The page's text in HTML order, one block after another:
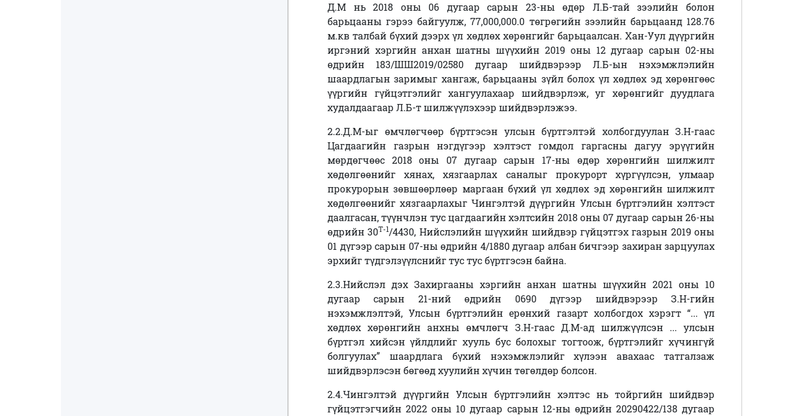
Д.М нь 2018 оны 06 дугаар сарын 23-ны өдөр Л.Б-тай зээлийн болон
барьцааны гэрээ байгуулж, 77,000,000.0 төгрөгийн зээлийн барьцаанд 128.76
м.кв талбай бүхий дээрх үл хөдлөх хөрөнгийг барьцаалсан. Хан-Уул дүүргийн
иргэний хэргийн анхан шатны шүүхийн 2019 оны 12 дугаар сарын 02-ны
өдрийн 183/ШШ2019/02580 дугаар шийдвэрээр Л.Б-ын нэхэмжлэлийн
шаардлагын заримыг хангаж, барьцааны зүйл болох үл хөдлөх эд хөрөнгөөс
үүргийн гүйцэтгэлийг хангуулахаар шийдвэрлэж, уг хөрөнгийг дуудлага
худалдаагаар Л.Б-т шилжүүлэхээр шийдвэрлэжээ.
2.2.Д.М-ыг өмчлөгчөөр бүртгэсэн улсын бүртгэлтэй холбогдуулан З.Н-гаас
Цагдаагийн газрын нэгдүгээр хэлтэст гомдол гаргасны дагуу эрүүгийн
мөрдөгчөөс 2018 оны 07 дугаар сарын 17-ны өдөр хөрөнгийн шилжилт
хөдөлгөөнийг хянах, хязгаарлах саналыг прокурорт хүргүүлсэн, улмаар
прокурорын зөвшөөрлөөр маргаан бүхий үл хөдлөх эд хөрөнгийн шилжилт
хөдөлгөөнийг хязгаарлахыг Чингэлтэй дүүргийн Улсын бүртгэлийн хэлтэст
даалгасан, түүнчлэн тус цагдаагийн хэлтсийн 2018 оны 07 дугаар сарын 26-ны
өдрийн 30Т-1/4430, Нийслэлийн шүүхийн шийдвэр гүйцэтгэх газрын 2019 оны
01 дүгээр сарын 07-ны өдрийн 4/1880 дугаар албан бичгээр захиран зарцуулах
эрхийг түдгэлзүүлснийг тус тус бүртгэсэн байна.
2.3.Нийслэл дэх Захиргааны хэргийн анхан шатны шүүхийн 2021 оны 10
дугаар сарын 21-ний өдрийн 0690 дүгээр шийдвэрээр З.Н-гийн
нэхэмжлэлтэй, Улсын бүртгэлийн ерөнхий газарт холбогдох хэрэгт “... үл
хөдлөх хөрөнгийн анхны өмчлөгч З.Н-гаас Д.М-ад шилжүүлсэн ... улсын
бүртгэл хийсэн үйлдлийг хууль бус болохыг тогтоож, бүртгэлийг хүчингүй
болгуулах” шаардлага бүхий нэхэмжлэлийг хүлээн авахаас татгалзаж
шийдвэрлэсэн бөгөөд хуулийн хүчин төгөлдөр болсон.
2.4.Чингэлтэй дүүргийн Улсын бүртгэлийн хэлтэс нь тойргийн шийдвэр
гүйцэтгэгчийн 2022 оны 10 дугаар сарын 12-ны өдрийн 20290422/138 дугаар